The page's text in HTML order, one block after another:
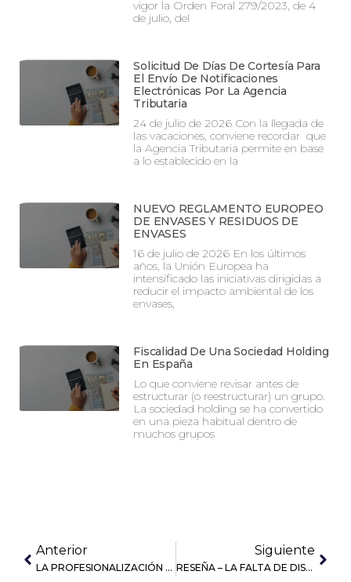
vigor la Orden Foral 279/2023, de 4
de julio, del
Solicitud De Días De Cortesía Para
El Envío De Notificaciones
Electrónicas Por La Agencia
Tributaria
24 de julio de 2026 Con la llegada de
las vacaciones, conviene recordar que
la Agencia Tributaria permite en base
a lo establecido en la
NUEVO REGLAMENTO EUROPEO
DE ENVASES Y RESIDUOS DE
ENVASES
16 de julio de 2026 En los últimos
años, la Unión Europea ha
intensificado las iniciativas dirigidas a
reducir el impacto ambiental de los
envases,
Fiscalidad De Una Sociedad Holding
En España
Lo que conviene revisar antes de
estructurar (o reestructurar) un grupo.
La sociedad holding se ha convertido
en una pieza habitual dentro de
muchos grupos
Anterior
LA PROFESIONALIZACIÓN DE LA EMPRESA FAMILIAR: CEO familiar versus CEO no familiar
Siguiente
RESEÑA – LA FALTA DE DISTRIBUCIÓN DE DIVIDENDOS